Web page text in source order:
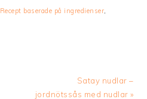
Recept baserade på ingredienser,
Next
Post:
Satay nudlar –
jordnötssås med nudlar »